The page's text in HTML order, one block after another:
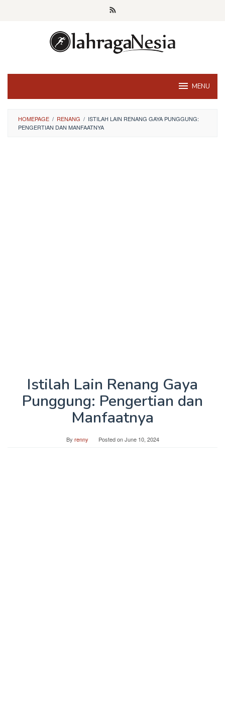
MENU
HOMEPAGE / RENANG / ISTILAH LAIN RENANG GAYA PUNGGUNG:
PENGERTIAN DAN MANFAATNYA
Istilah Lain Renang Gaya
Punggung: Pengertian dan
Manfaatnya
By renny Posted onJune 10, 2024